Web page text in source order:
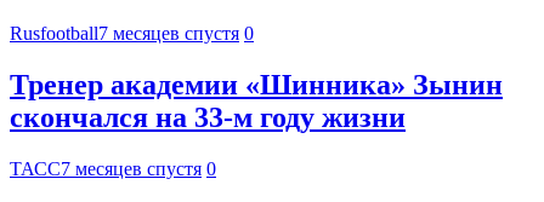
Rusfootball7 месяцев спустя 0
Тренер академии «Шинника» Зынин
скончался на 33-м году жизни
ТАСС7 месяцев спустя 0